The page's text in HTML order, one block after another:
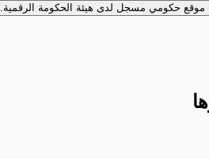
موقع حكومي مسجل لدى هيئة الحكومة الرقمية.